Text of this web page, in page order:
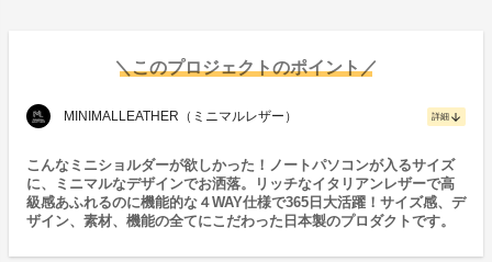
＼このプロジェクトのポイント／
MINIMALLEATHER（ミニマルレザー） 詳細 arrow_downward
こんなミニショルダーが欲しかった！ノートパソコンが入るサイズ
に、ミニマルなデザインでお洒落。リッチなイタリアンレザーで高
級感あふれるのに機能的な４WAY仕様で365日大活躍！サイズ感、デ
ザイン、素材、機能の全てにこだわった日本製のプロダクトです。